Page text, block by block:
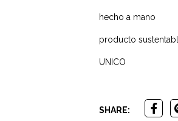
hecho a mano
producto
UNICO
SHARE: